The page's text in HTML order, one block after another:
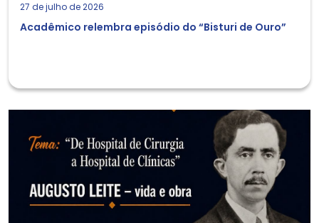
27 de julho de 2026
Acadêmico relembra episódio do “Bisturi de Ouro”